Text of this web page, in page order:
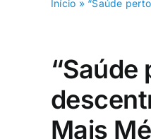
Início » “Saúde
“Saúde
Mais